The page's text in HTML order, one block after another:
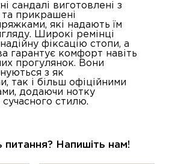
сандалі виготовлені з
та прикрашені
які надають їм
Широкі ремінці
фіксацію стопи, а
гарантує комфорт навіть
прогулянок. Вони
з як
так і більш офіційними
додаючи нотку
сучасного стилю.
питання? Напишіть нам!